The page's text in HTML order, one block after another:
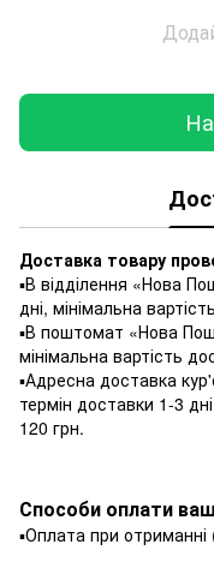
Доставка товару
▪️В відділення «Нова
дні, мінімальна
▪️В поштомат «Нова
мінімальна вартість
▪️Адресна доставка
термін доставки 1-3
120 грн.
Способи оплати
▪️Оплата при отриманні